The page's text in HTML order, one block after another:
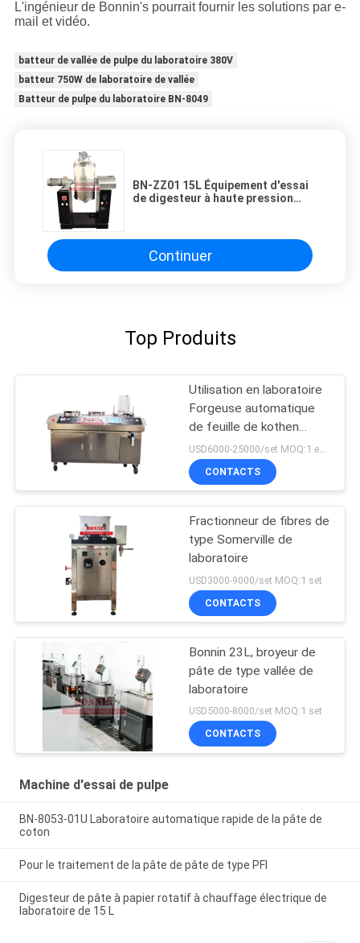
L'ingénieur de Bonnin's pourrait fournir les solutions par e-
mail et vidéo.
batteur de vallée de pulpe du laboratoire 380V
batteur 750W de laboratoire de vallée
Batteur de pulpe du laboratoire BN-8049
BN-ZZ01 15L Équipement d'essai
de digesteur à haute pression
Continuer
Top Produits
Utilisation en laboratoire
Forgeuse automatique
de feuille de kothen
rapide pour papier de
pâte
CONTACTS
Fractionneur de fibres de
type Somerville de
laboratoire
USD3000-9000/set MOQ:1 set
CONTACTS
Bonnin 23L, broyeur de
pâte de type vallée de
laboratoire
USD5000-8000/set MOQ:1 set
CONTACTS
Machine d'essai de pulpe
BN-8053-01U Laboratoire automatique rapide de la pâte de
coton
Pour le traitement de la pâte de pâte de type PFI
Digesteur de pâte à papier rotatif à chauffage électrique de
laboratoire de 15 L